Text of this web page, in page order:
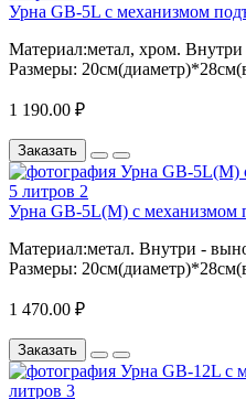
Урна GB-5L с механизмом
Материал:метал, хром.
Размеры:
1 190.00 ₽
Заказать
Урна GB-5L(M) с механизмом
Материал:метал. Внутри -
Размеры:
1 470.00 ₽
Заказать